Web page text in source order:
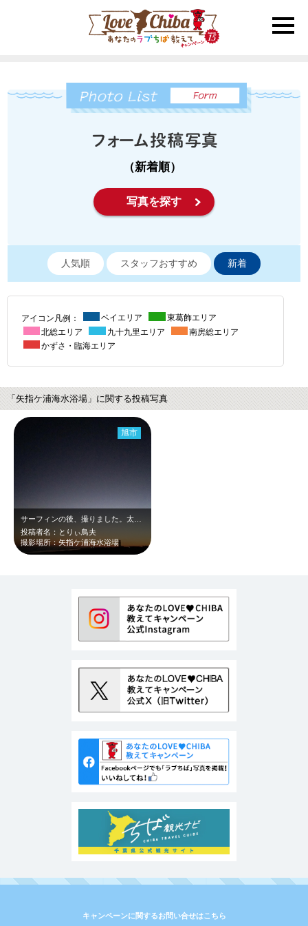
toggle
（新着順）
写真を探す
人気順 スタッフおすすめ 新着
アイコン凡例： ベイエリア
東葛飾エリア
北総エリア
九十九里エリア
南房総エリア
かずさ・臨海エリア
「矢指ケ浦海水浴場」に関する投稿写真
サーフィンの後、撮りました。太陽が沈んでいき、空の色が変わっていく様子がとても…
投稿者名：とりぃ鳥夫
撮影場所：矢指ケ浦海水浴場
旭市
キャンペーンに関するお問い合せはこちら